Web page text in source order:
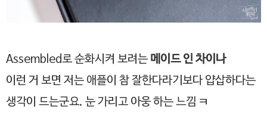
Assembled로 순화시켜 보려는 메이드 인 차이나
이런 거 보면 저는 애플이 참 잘한다라기보다 얍삽하다는
생각이 드는군요. 눈 가리고 아웅 하는 느낌 ㅋ